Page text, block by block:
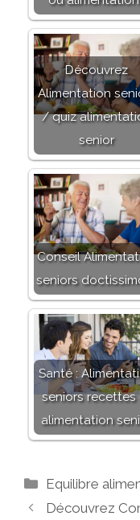
Découvrez
Alimentation
/ quiz
senior
Conseil
seniors doctissimo
Santé :
seniors recettes
alimentation
C
a
Equilibre
N
Découvrez